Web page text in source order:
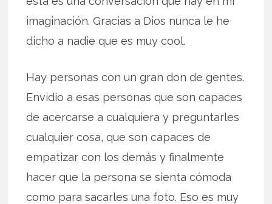
imaginación. Gracias a Dios nunca le he
dicho a nadie que es muy cool.
Hay personas con un gran don de gentes.
Envidio a esas personas que son capaces
de acercarse a cualquiera y preguntarles
cualquier cosa, que son capaces de
empatizar con los demás y finalmente
hacer que la persona se sienta cómoda
como para sacarles una foto. Eso es muy